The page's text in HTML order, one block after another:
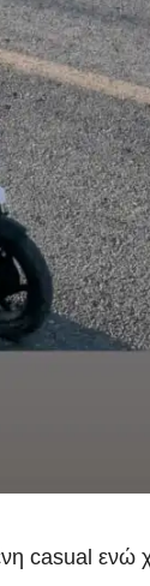
casual ενώ